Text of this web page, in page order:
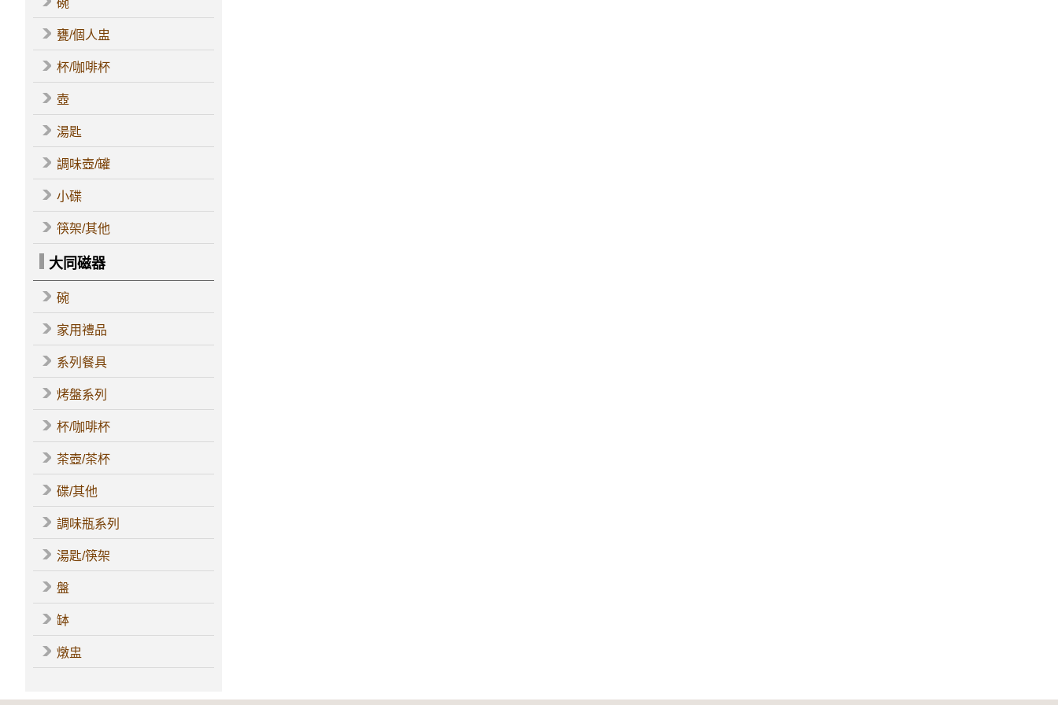
碗
甕/個人盅
杯/咖啡杯
壺
湯匙
調味壺/罐
小碟
筷架/其他
大同磁器
碗
家用禮品
系列餐具
烤盤系列
杯/咖啡杯
茶壺/茶杯
碟/其他
調味瓶系列
湯匙/筷架
盤
缽
燉盅